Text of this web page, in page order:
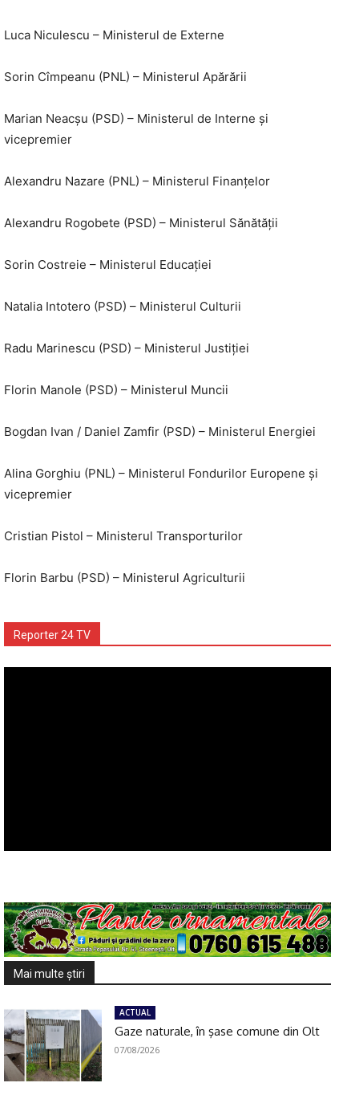
Luca Niculescu – Ministerul de Externe
Sorin Cîmpeanu (PNL) – Ministerul Apărării
Marian Neacșu (PSD) – Ministerul de Interne și
vicepremier
Alexandru Nazare (PNL) – Ministerul Finanțelor
Alexandru Rogobete (PSD) – Ministerul Sănătății
Sorin Costreie – Ministerul Educației
Natalia Intotero (PSD) – Ministerul Culturii
Radu Marinescu (PSD) – Ministerul Justiției
Florin Manole (PSD) – Ministerul Muncii
Bogdan Ivan / Daniel Zamfir (PSD) – Ministerul Energiei
Alina Gorghiu (PNL) – Ministerul Fondurilor Europene și
vicepremier
Cristian Pistol – Ministerul Transporturilor
Florin Barbu (PSD) – Ministerul Agriculturii
Reporter 24 TV
Mai multe ştiri
ACTUAL
Gaze naturale, în şase comune din Olt
07/08/2026